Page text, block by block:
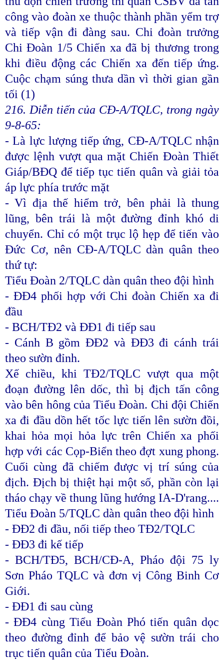
công vào đoàn xe thuộc thành phần yểm trợ
và tiếp vận đi đàng sau. Chi đoàn trưởng
Chi Đoàn 1/5 Chiến xa đã bị thương trong
khi điều động các Chiến xa đến tiếp ứng.
Cuộc chạm súng thưa dần vì thời gian gần
tối (1)
216. Diễn tiến của CĐ-A/TQLC, trong ngày
9-8-65:
- Là lực lượng tiếp ứng, CĐ-A/TQLC nhận
được lệnh vượt qua mặt Chiến Đoàn Thiết
Giáp/BĐQ để tiếp tục tiến quân và giải tỏa
áp lực phía trước mặt
- Vì địa thế hiểm trở, bên phải là thung
lũng, bên trái là một đường đỉnh khó di
chuyển. Chỉ có một trục lộ hẹp để tiến vào
Đức Cơ, nên CĐ-A/TQLC dàn quân theo
thứ tự:
Tiểu Đoàn 2/TQLC dàn quân theo đội hình
- ĐĐ4 phối hợp với Chi đoàn Chiến xa đi
đầu
- BCH/TĐ2 và ĐĐ1 đi tiếp sau
- Cánh B gồm ĐĐ2 và ĐĐ3 đi cánh trái
theo sườn đỉnh.
Xế chiều, khi TĐ2/TQLC vượt qua một
đoạn đường lên dốc, thì bị địch tấn công
vào bên hông của Tiểu Đoàn. Chi đội Chiến
xa đi đầu dồn hết tốc lực tiến lên sườn đồi,
khai hỏa mọi hỏa lực trên Chiến xa phối
hợp với các Cọp-Biển theo đợt xung phong.
Cuối cùng đã chiếm được vị trí súng của
địch. Địch bị thiệt hại một số, phần còn lại
tháo chạy về thung lũng hướng IA-D'rang....
Tiểu Đoàn 5/TQLC dàn quân theo đội hình
- ĐĐ2 đi đầu, nối tiếp theo TĐ2/TQLC
- ĐĐ3 đi kế tiếp
- BCH/TĐ5, BCH/CĐ-A, Pháo đội 75 ly
Sơn Pháo TQLC và đơn vị Công Binh Cơ
Giới.
- ĐĐ1 đi sau cùng
- ĐĐ4 cùng Tiểu Đoàn Phó tiến quân dọc
theo đường đỉnh để bảo vệ sườn trái cho
trục tiến quân của Tiểu Đoàn.